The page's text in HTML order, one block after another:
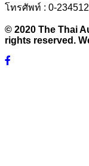
โทรศัพท์ : 0-
© 2020 The Thai
rights reserved.